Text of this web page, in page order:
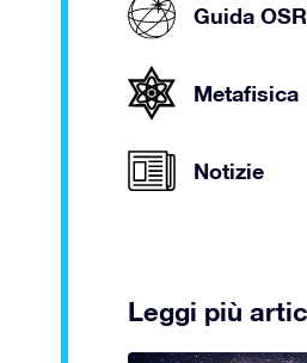
Guida OSR
Metafisica
Notizie
Leggi più